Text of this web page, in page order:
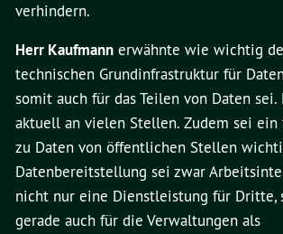
verhindern.
Herr Kaufmann erwähnte wie wichtig
technischen Grundinfrastruktur für
somit auch für das Teilen von Daten sei.
aktuell an vielen Stellen. Zudem sei ein
zu Daten von öffentlichen Stellen
Datenbereitstellung sei zwar
nicht nur eine Dienstleistung für Dritte,
gerade auch für die Verwaltungen als